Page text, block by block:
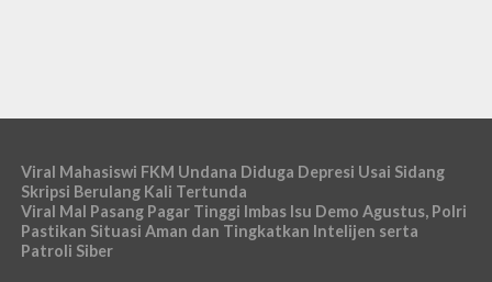
Viral Mahasiswi FKM Undana Diduga Depresi Usai Sidang
Skripsi Berulang Kali Tertunda
Viral Mal Pasang Pagar Tinggi Imbas Isu Demo Agustus, Polri
Pastikan Situasi Aman dan Tingkatkan Intelijen serta
Patroli Siber